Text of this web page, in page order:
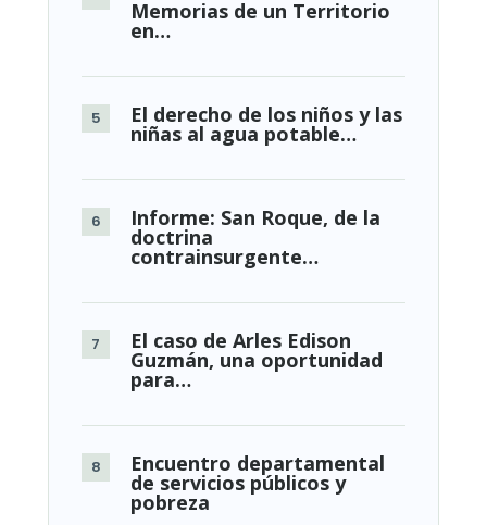
Memorias de un Territorio
en…
El derecho de los niños y las
niñas al agua potable…
Informe: San Roque, de la
doctrina
contrainsurgente…
El caso de Arles Edison
Guzmán, una oportunidad
para…
Encuentro departamental
de servicios públicos y
pobreza